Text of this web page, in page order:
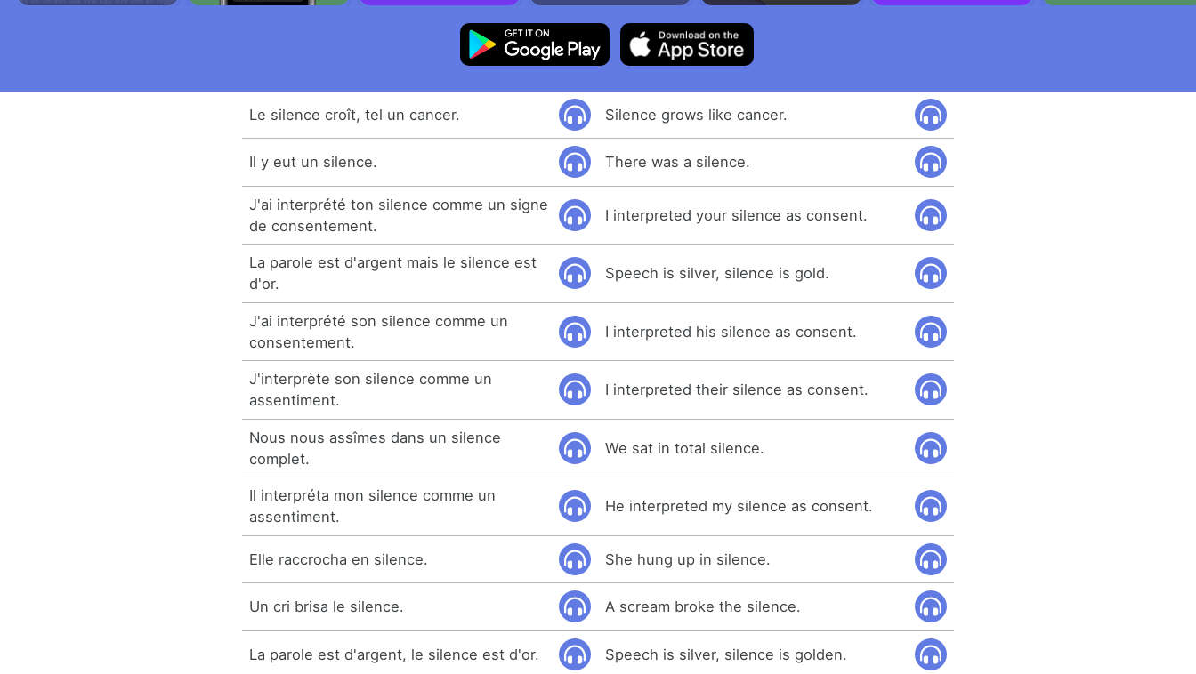
Le silence croît, tel un cancer. Silence grows like cancer.
Il y eut un silence. There was a silence.
J'ai interprété ton silence comme un signe
de consentement.
I interpreted your silence as consent.
La parole est d'argent mais le silence est
d'or.
Speech is silver, silence is gold.
J'ai interprété son silence comme un
consentement.
I interpreted his silence as consent.
J'interprète son silence comme un
assentiment.
I interpreted their silence as consent.
Nous nous assîmes dans un silence
complet.
We sat in total silence.
Il interpréta mon silence comme un
assentiment.
He interpreted my silence as consent.
Elle raccrocha en silence. She hung up in silence.
Un cri brisa le silence. A scream broke the silence.
La parole est d'argent, le silence est d'or. Speech is silver, silence is golden.